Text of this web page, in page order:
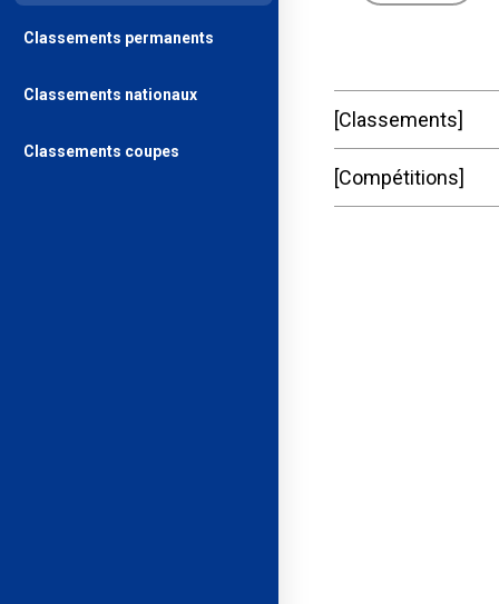
Classements
Compétitions
Classements permanents
Classements nationaux
Classements coupes